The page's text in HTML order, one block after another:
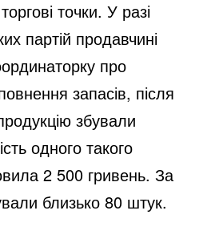
точки. У разі
партій продавчині
про
запасів, після
збували
одного такого
2 500 гривень. За
близько 80 штук.